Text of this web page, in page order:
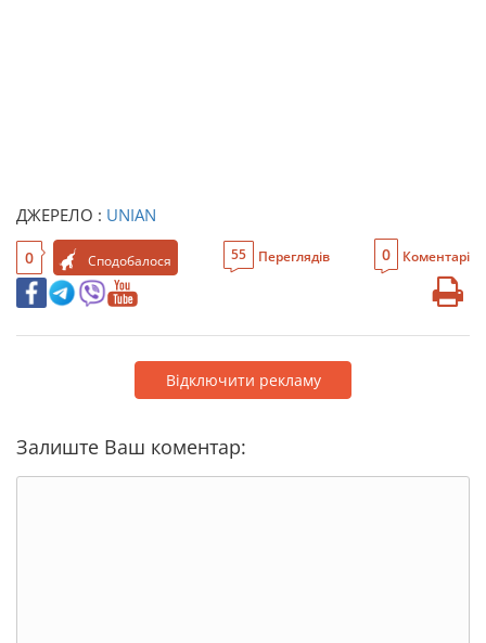
ДЖЕРЕЛО : UNIAN
0 Сподобалося 55 Переглядів 0 Коментарі
Відключити рекламу
Залиште Ваш коментар: